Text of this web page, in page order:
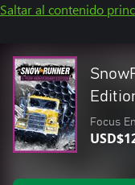
Saltar al contenido
Focus